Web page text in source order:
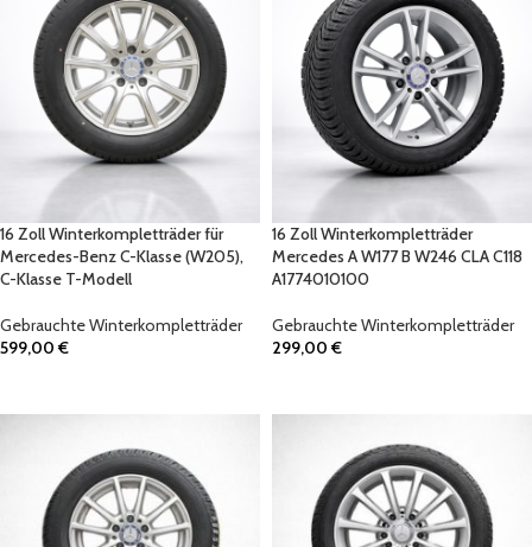
16 Zoll Winterkompletträder für
Mercedes-Benz C-Klasse (W205),
C-Klasse T-Modell
Gebrauchte Winterkompletträder
599,00€
16 Zoll Winterkompletträder
Mercedes A W177 B W246 CLA C118
A1774010100
Gebrauchte Winterkompletträder
299,00€